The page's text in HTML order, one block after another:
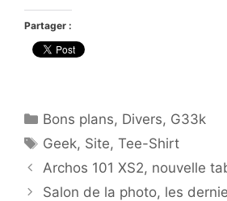
Partager :
Catégories
Bons plans, Divers, G33k
Étiquettes
Geek, Site,Tee-Shirt
Archos 101 XS2, nouvelle
Salon de la photo, les